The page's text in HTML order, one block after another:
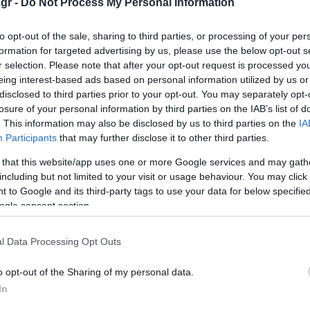
- Do Not Process My Personal Information
opt-out of the sale, sharing to third parties, or processing of your
for targeted advertising by us, please use the below opt-out
selection. Please note that after your opt-out request is processed
interest-based ads based on personal information utilized by us
to third parties prior to your opt-out. You may separately
of your personal information by third parties on the IAB’s list of
This information may also be disclosed by us to third parties on the
Participants that may further disclose it to other third parties.
that this website/app uses one or more Google services and may
but not limited to your visit or usage behaviour. You may
to Google and its third-party tags to use your data for below
consent section.
Data Processing Opt Outs
opt-out of the Sharing of my personal data.
τον βιολόγο στο Πανεπιστήμιο της Καλιφόρνιας
του Πανεπιστημίου DePaul, Κενσού Σιμάντα,
το μήκος του μεγαλόδοντα αν και μελετήθηκε το
και ανακάλυψε ότι ο μεγαλόδοντας ήταν
είναι ένας τρομερός θηρευτής στην κορυφή της
διαφορετικά με βάση αυτή τη νέα κατανόηση του
προήλθε από τη μείωση της λείας του, ωστόσο
εκφράζει την πεποίθηση ότι «υπήρξε ένας
αυτούς μπορεί να ήταν η εμφάνιση του μεγάλου λευκού
αυτό τον καθιστούσε ακόμη καλύτερο θηρευτή από
σημαντικός παράγοντας για την εξαφάνισή του».